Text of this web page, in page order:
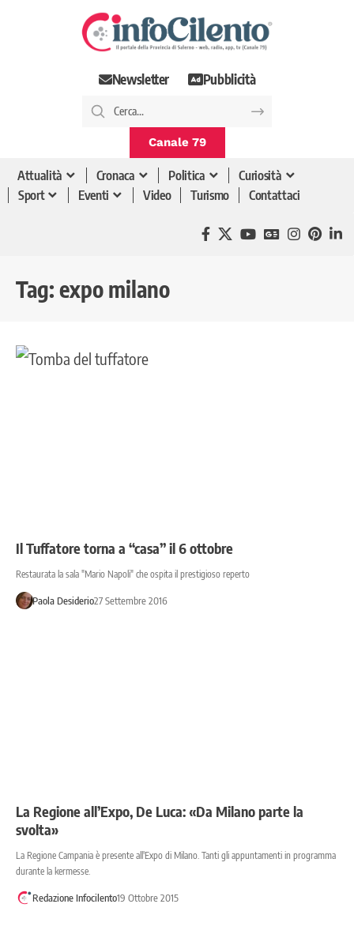
Newsletter Pubblicità
Canale 79
Attualità Cronaca Politica
Curiosità
Sport
Eventi Video Turismo Contattaci
Tag: expo milano
Il Tuffatore torna a “casa” il 6 ottobre
Restaurata la sala "Mario Napoli" che ospita il prestigioso reperto
Paola Desiderio27 Settembre 2016
La Regione all’Expo, De Luca: «Da Milano parte la
svolta»
La Regione Campania è presente all'Expo di Milano. Tanti gli appuntamenti in programma
durante la kermesse.
Redazione Infocilento19 Ottobre 2015